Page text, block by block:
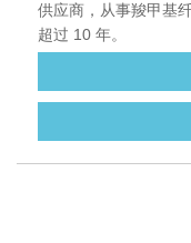
供应商，从事羧甲基
超过 10 年。